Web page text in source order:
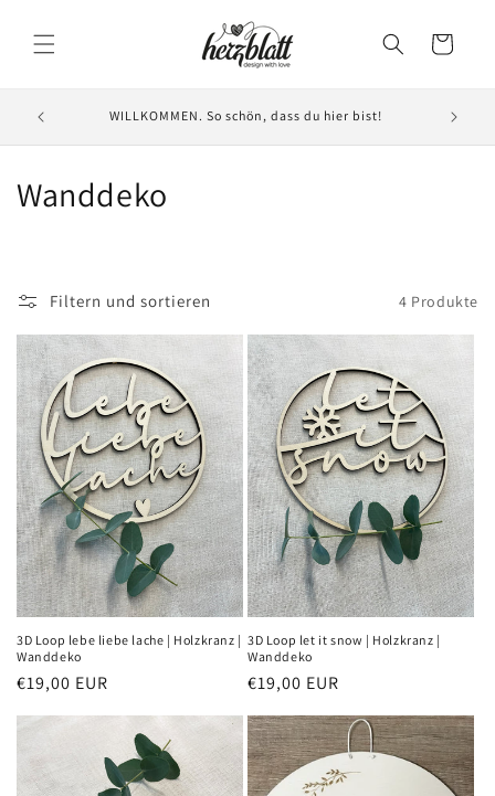
Inhalt
Warenkorb
WILLKOMMEN. So schön, dass du hier bist!
K
e
g
o
r
i
e
:
Wanddeko
Filtern und sortieren 4 Produkte
3D Loop lebe liebe lache | Holzkranz |
Wanddeko
Normaler
Preis
€19,00 EUR
3D Loop let it snow | Holzkranz |
Wanddeko
Normaler
Preis
€19,00 EUR